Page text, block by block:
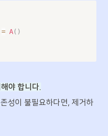
= A( )
야 합니다.
성이 불필요하다면, 제거하